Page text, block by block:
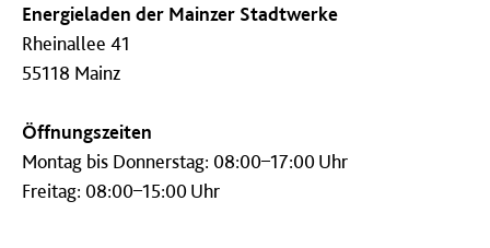
Energieladen der Mainzer Stadtwerke
Rheinallee 41
55118 Mainz
Öffnungszeiten
Montag bis Donnerstag: 08:00–17:00 Uhr
Freitag: 08:00–15:00 Uhr